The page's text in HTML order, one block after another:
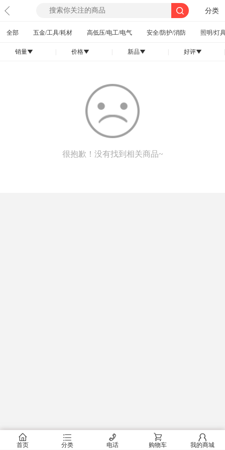
分类
全部 五金/工具/耗材 高低压/电工/电气 安全/防护/消防 照明/灯
销量󰄢 价格󰄢 新品󰄢 好评󰄢
很抱歉！没有找到相关商品~
󰂠
首页
󰂦
分类
󰄫
电话
󰂟
购物车
󰂢
我的商城